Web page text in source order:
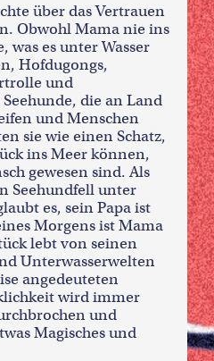
über das Vertrauen
Obwohl Mama nie ins
was es unter Wasser
Hofdugongs,
und
die an Land
und Menschen
sie wie einen Schatz,
ins Meer können,
gewesen sind. Als
Seehundfell unter
es, sein Papa ist
Morgens ist Mama
lebt von seinen
Unterwasserwelten
angedeuteten
wird immer
und
Magisches und